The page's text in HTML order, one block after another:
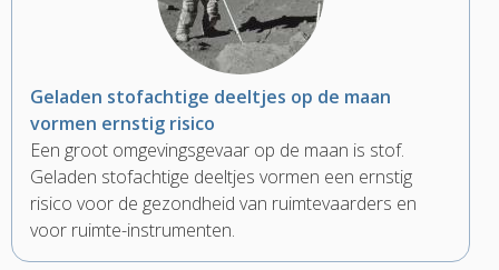
Geladen stofachtige deeltjes op de maan
vormen ernstig risico
Een groot omgevingsgevaar op de maan is stof.
Geladen stofachtige deeltjes vormen een ernstig
risico voor de gezondheid van ruimtevaarders en
voor ruimte-instrumenten.